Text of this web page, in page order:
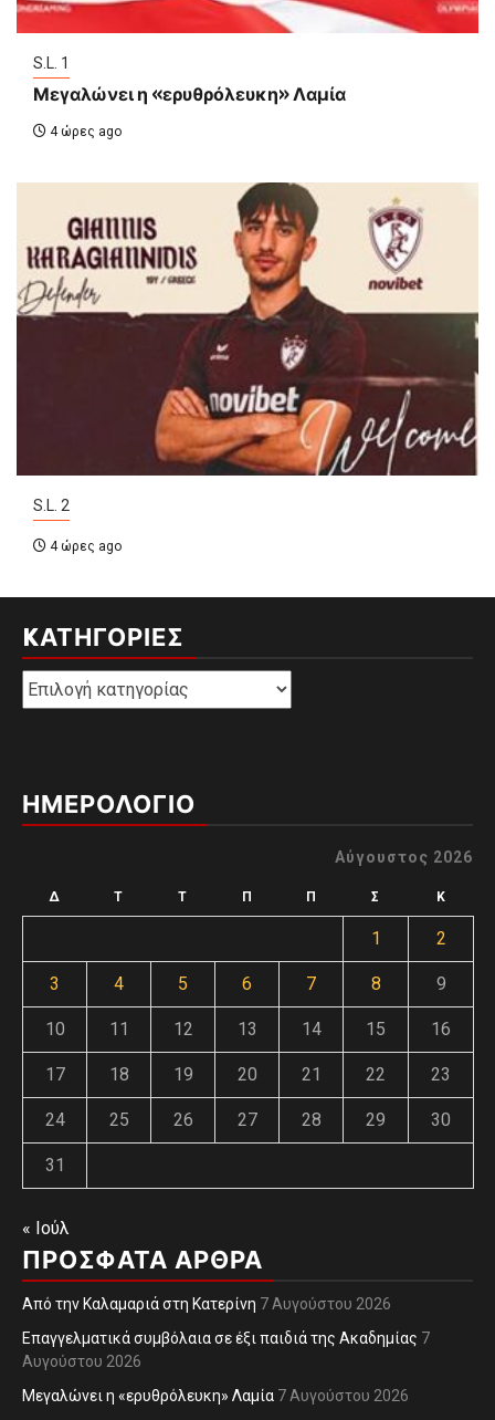
S.L. 1
Μεγαλώνει η «ερυθρόλευκη» Λαμία
4 ώρες ago
S.L. 2
4 ώρες ago
KΑΤΗΓΟΡΊΕΣ
Kατηγορίες
ΗΜΕΡΟΛΟΓΙΟ
Αύγουστος 2026
Δ Τ Τ Π Π Σ Κ
1 2
3 4 5 6 7 8 9
10 11 12 13 14 15 16
17 18 19 20 21 22 23
24 25 26 27 28 29 30
31
« Ιούλ
ΠΡΌΣΦΑΤΑ ΆΡΘΡΑ
Από την Καλαμαριά στη Κατερίνη 7 Αυγούστου 2026
Επαγγελματικά συμβόλαια σε έξι παιδιά της Ακαδημίας 7
Αυγούστου 2026
Μεγαλώνει η «ερυθρόλευκη» Λαμία 7 Αυγούστου 2026